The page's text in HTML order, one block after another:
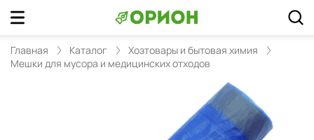
Главная Каталог
Хозтовары и бытовая химия
Мешки для мусора и медицинских отходов